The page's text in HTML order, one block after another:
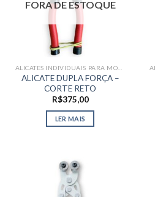
FORA DE ESTOQUE
ALICATE DUPLA FORÇA –
CORTE RETO
R$375,00
LER MAIS